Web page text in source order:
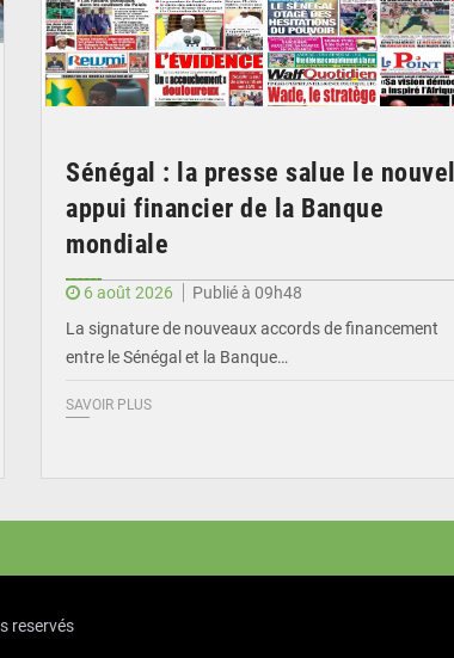
Sénégal : la presse salue le nouvel
appui financier de la Banque
mondiale
6 août 2026
Publié à 09h48
La signature de nouveaux accords de financement
entre le Sénégal et la Banque…
SAVOIR PLUS
reservés